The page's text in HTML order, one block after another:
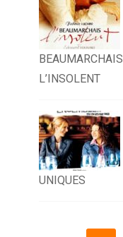
BEAUMARCHAIS
L’INSOLENT
UNIQUES